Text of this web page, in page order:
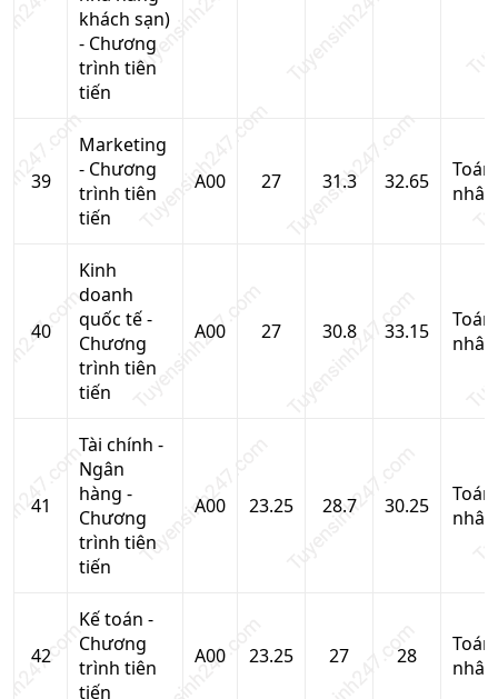
khách sạn)
- Chương
trình tiên
tiến
39
Marketing
- Chương
trình tiên
tiến
A00 27 31.3 32.65
Toán
40
Kinh
doanh
quốc tế -
Chương
trình tiên
tiến
A00 27 30.8 33.15
Toán
41
Tài chính -
Ngân
hàng -
Chương
trình tiên
tiến
A00 23.25 28.7 30.25
Toán
42
Kế toán -
Chương
trình tiên
tiến
A00 23.25 27 28
Toán